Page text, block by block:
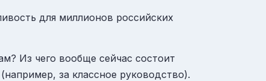
для миллионов российских
Из чего вообще сейчас состоит
за классное руководство).